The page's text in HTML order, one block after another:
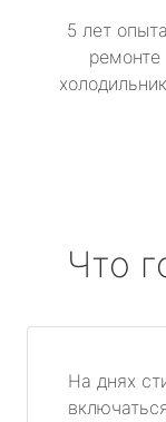
5 лет
ремонте
Что
На днях